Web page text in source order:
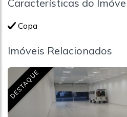
Características do Imóvel
Copa
Imóveis Relacionados
DESTAQUE